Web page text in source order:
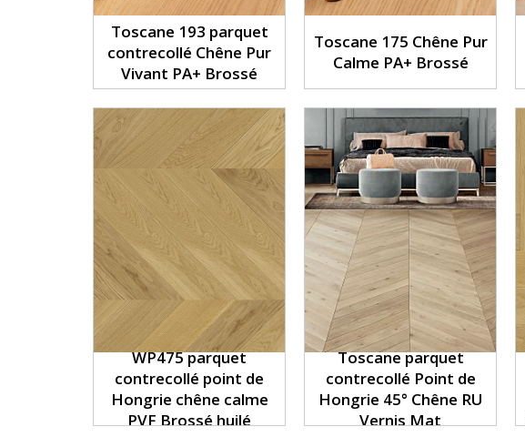
Toscane 193 parquet
contrecollé Chêne Pur
Vivant PA+ Brossé
Toscane 175 Chêne Pur
Calme PA+ Brossé
WP475 parquet
contrecollé point de
Hongrie chêne calme
PVF Brossé huilé
Toscane parquet
contrecollé Point de
Hongrie 45° Chêne RU
Vernis Mat